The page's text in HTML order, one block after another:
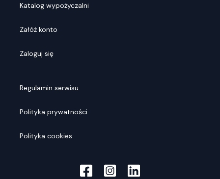
Katalog wypożyczalni
Załóż konto
Zaloguj się
Regulamin serwisu
Polityka prywatności
Polityka cookies